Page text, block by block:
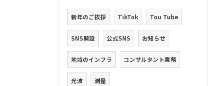
新年のご挨拶 TikTok Tou Tube
SNS開設 公式SNS お知らせ
地域のインフラ コンサルタント業務
光波 測量